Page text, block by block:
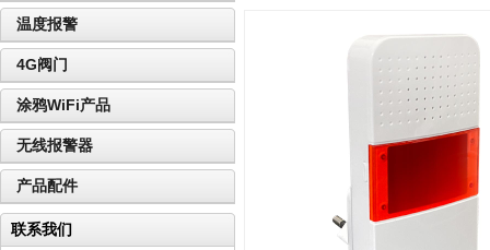
温度报警
4G阀门
涂鸦WiFi产品
无线报警器
产品配件
联系我们